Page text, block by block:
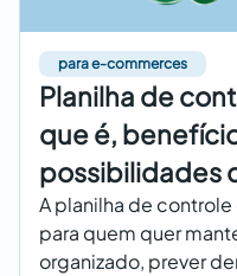
para e-commerces
Planilha de
que é,
possibilidades
A planilha de
para quem quer
organizado, prever